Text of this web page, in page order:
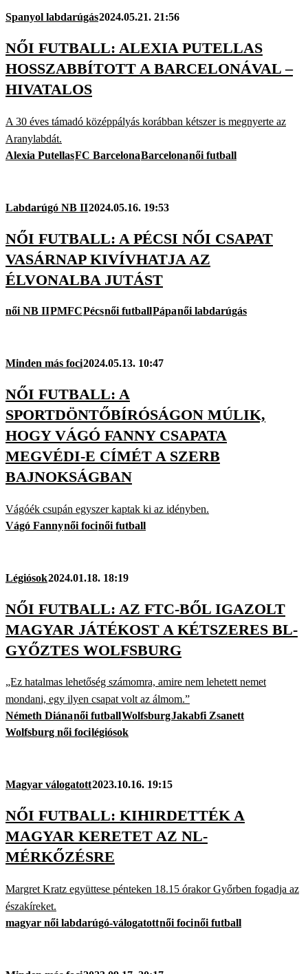
Spanyol labdarúgás2024.05.21. 21:56
NŐI FUTBALL: ALEXIA PUTELLAS
HOSSZABBÍTOTT A BARCELONÁVAL –
HIVATALOS
A 30 éves támadó középpályás korábban kétszer is megnyerte az
Aranylabdát.
Alexia PutellasFC BarcelonaBarcelonanői futball
Labdarúgó NB II2024.05.16. 19:53
NŐI FUTBALL: A PÉCSI NŐI CSAPAT
VASÁRNAP KIVÍVHATJA AZ
ÉLVONALBA JUTÁST
női NB IIPMFCPécsnői futballPápanői labdarúgás
Minden más foci2024.05.13. 10:47
NŐI FUTBALL: A
SPORTDÖNTŐBÍRÓSÁGON MÚLIK,
HOGY VÁGÓ FANNY CSAPATA
MEGVÉDI-E CÍMÉT A SZERB
BAJNOKSÁGBAN
Vágóék csupán egyszer kaptak ki az idényben.
Vágó Fannynői focinői futball
Légiósok2024.01.18. 18:19
NŐI FUTBALL: AZ FTC-BŐL IGAZOLT
MAGYAR JÁTÉKOST A KÉTSZERES BL-
GYŐZTES WOLFSBURG
„Ez hatalmas lehetőség számomra, amire nem lehetett nemet
mondani, egy ilyen csapat volt az álmom.”
Németh Diánanői futballWolfsburgJakabfi Zsanett
Wolfsburg női focilégiósok
Magyar válogatott2023.10.16. 19:15
NŐI FUTBALL: KIHIRDETTÉK A
MAGYAR KERETET AZ NL-
MÉRKŐZÉSRE
Margret Kratz együttese pénteken 18.15 órakor Győrben fogadja az
északíreket.
magyar női labdarúgó-válogatottnői focinői futball